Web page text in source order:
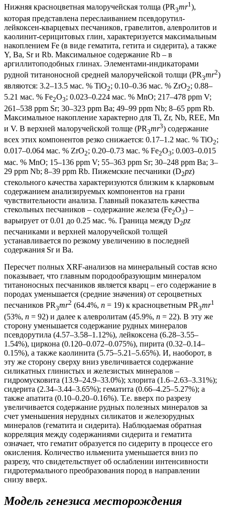
Нижняя красноцветная малоручейская толща (PR3mr1),
которая представлена переслаиванием псевдорутил-
лейкоксен-кварцевых песчаников, гравелитов, алевролитов и
каолинит-серицитовых глин, характеризуется максимальным
накоплением Fe (в виде гематита, гетита и сидерита), а также
Y, Ba, Sr и Rb. Максимальное содержание Rb – в
аргиллитоподобных глинах. Элементами-индикаторами
рудной титаноносной средней малоручейской толщи (PR3mr2)
являются: 3.2–13.5 мас. % TiO2; 0.10–0.36 мас. % ZrO2; 0.88–
5.21 мас. % Fe2O3; 0.023–0.224 мас. % MnO; 217–478 ppm V;
261–538 ppm Sr; 30–323 ppm Ba; 49–99 ppm Nb; 8–65 ppm Rb.
Максимальное накопление характерно для Ti, Zr, Nb, REE, Mn
и V. В верхней малоручейской толще (PR3mr3) содержание
всех этих компонентов резко снижается: 0.17–1.2 мас. % TiO2;
0.017–0.064 мас. % ZrO2; 0.20–0.73 мас. % Fe2O3; 0.003–0.015
мас. % MnO; 15–136 ppm V; 55–363 ppm Sr; 30–248 ppm Ba; 3–
29 ppm Nb; 8–39 ppm Rb. Пижемские песчаники (D2pz)
стекольного качества характеризуются близким к кларковым
содержанием анализируемых компонентов на грани
чувствительности анализа. Главный показатель качества
стекольных песчаников – содержание железа (Fe2O3) –
варьирует от 0.01 до 0.25 мас. %. Граница между D2pz
песчаниками и верхней малоручейской толщей
устанавливается по резкому увеличению в последней
содержания Sr и Ba.
Пересчет полных XRF-анализов на минеральный состав ясно
показывает, что главным породообразующим минералом
титаноносных песчаников является кварц – его содержание в
породах уменьшается (средние значения) от сероцветных
песчаников PR3mr2 (64.4%, n = 19) к красноцветным PR3mr1
(53%, n = 92) и далее к алевролитам (45.9%, n = 22). В эту же
сторону уменьшается содержание рудных минералов
псевдорутила (4.57–3.58–1.12%), лейкоксена (6.28–3.55–
1.54%), циркона (0.120–0.072–0.075%), пирита (0.32–0.14–
0.15%), а также каолинита (5.75–5.21–5.65%). И, наоборот, в
эту же сторону сверху вниз увеличивается содержание
силикатных глинистых и железистых минералов –
гидромусковита (13.9–24.9–33.0%); хлорита (1.6–2.63–3.31%);
сидерита (2.34–3.44–3.65%); гематита (0.66–4.25–5.27%); а
также апатита (0.10–0.20–0.16%). Т.е. вверх по разрезу
увеличивается содержание рудных полезных минералов за
счет уменьшения нерудных силикатов и железорудных
минералов (гематита и сидерита). Наблюдаемая обратная
корреляция между содержаниями сидерита и гематита
означает, что гематит образуется по сидериту в процессе его
окисления. Количество ильменита уменьшается вниз по
разрезу, что свидетельствует об ослаблении интенсивности
гидротермального преобразования пород в направлении
снизу вверх.
Модель генезиса месторождения